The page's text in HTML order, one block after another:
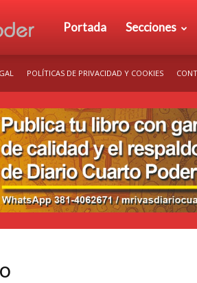
Diario
Poder
Portada Secciones
POLÍTICAS DE PRIVACIDAD Y COOKIES